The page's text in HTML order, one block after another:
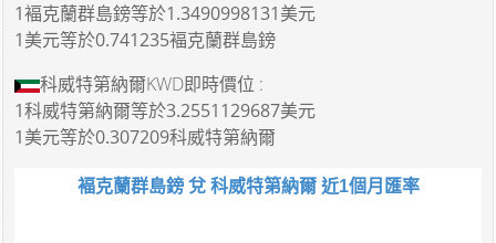
1褔克蘭群島鎊等於1.3490998131美元
1美元等於0.741235褔克蘭群島鎊
科威特第納爾KWD即時價位 :
1科威特第納爾等於3.2551129687美元
1美元等於0.307209科威特第納爾
褔克蘭群島鎊 兌 科威特第納爾 近1個月匯率